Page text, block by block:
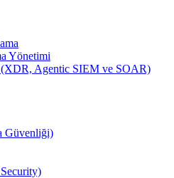
Yönetimi
(XDR, Agentic SIEM ve SOAR)
Güvenliği)